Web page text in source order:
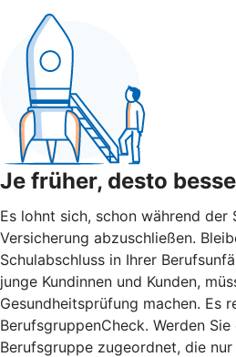
Je früher, desto
Es lohnt sich, schon während der
Versicherung abzuschließen.
Schulabschluss in Ihrer
junge Kundinnen und Kunden,
Gesundheitsprüfung machen. Es
BerufsgruppenCheck. Werden
Berufsgruppe zugeordnet, die